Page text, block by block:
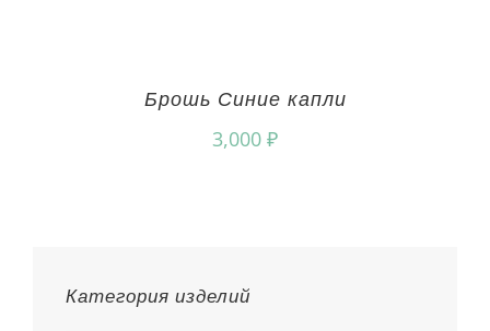
Брошь Синие капли
3,000 ₽
Категория изделий